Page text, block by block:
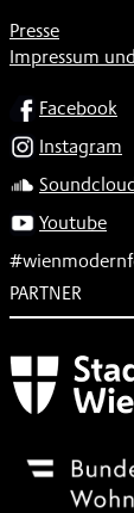
Presse
Impressum
SOCIALFacebook
Instagram
Youtube
PARTNER